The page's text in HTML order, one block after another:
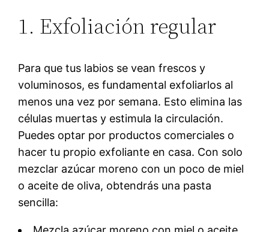
1. Exfoliación regular
Para que tus labios se vean frescos y
voluminosos, es fundamental exfoliarlos al
menos una vez por semana. Esto elimina las
células muertas y estimula la circulación.
Puedes optar por productos comerciales o
hacer tu propio exfoliante en casa. Con solo
mezclar azúcar moreno con un poco de miel
o aceite de oliva, obtendrás una pasta
sencilla: